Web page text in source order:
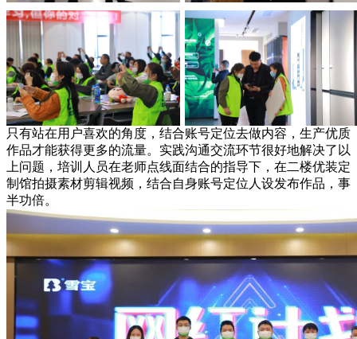
只有站在用户喜欢的角度，结合账号定位去做内容，生产优质
作品才能获得更多的流量。实践沟通交流环节很好地解决了以
上问题，培训人员在老师点线面结合的指导下，在二楼优装定
制馆拍摄素材剪辑视频，结合自身账号定位人设发布作品，事
半功倍。